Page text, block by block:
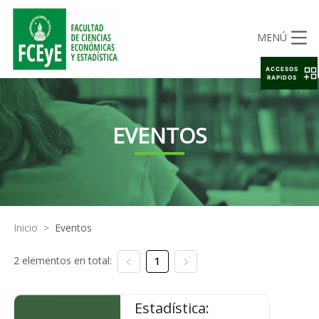
MENÚ
EVENTOS
Inicio > Eventos
2 elementos en total: 1
Estadística:
ACCESOS
RAPIDOS